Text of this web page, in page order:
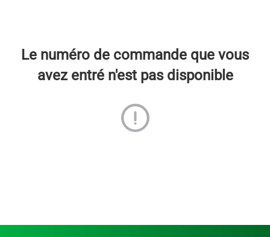
Le numéro de commande que vous
avez entré n'est pas disponible